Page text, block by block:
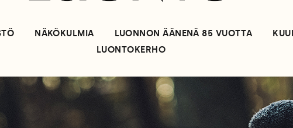
NÄKÖKULMIA LUONNON ÄÄNENÄ 85 VUOTTA
LUONTOKERHO